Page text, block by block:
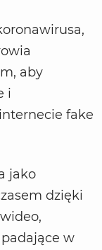
aby
i
fake
jako
dzięki
w